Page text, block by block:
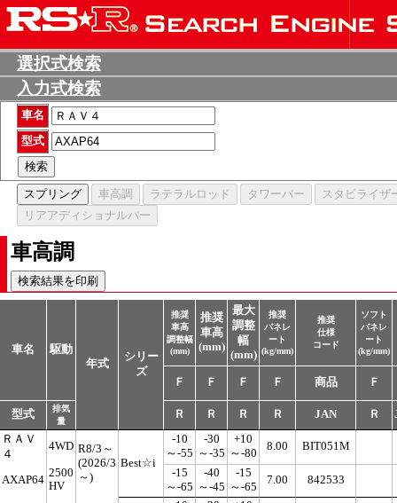
選択式検索
入力式検索
車名
型式
車高調
車名
駆動
年式
シリー
ズ
推奨
車高
調整幅
(mm)
推奨
車高
(mm)
最大
調整
幅
(mm)
推奨
バネレ
ート
(kg/mm)
推奨
仕様
コード
ソフト
バネレ
ート
(kg/mm)
Ｆ Ｆ Ｆ Ｆ 商品 Ｆ
型式
排気
量
Ｒ Ｒ Ｒ Ｒ JAN Ｒ
ＲＡＶ
４
4WD R8/3～
(2026/3
～)
Best☆i
-10
～-55
-30
～-35
+10
～-80
8.00 BIT051M
AXAP64
2500
HV
-15
～-65
-40
～-45
-15
～-65
7.00 842533